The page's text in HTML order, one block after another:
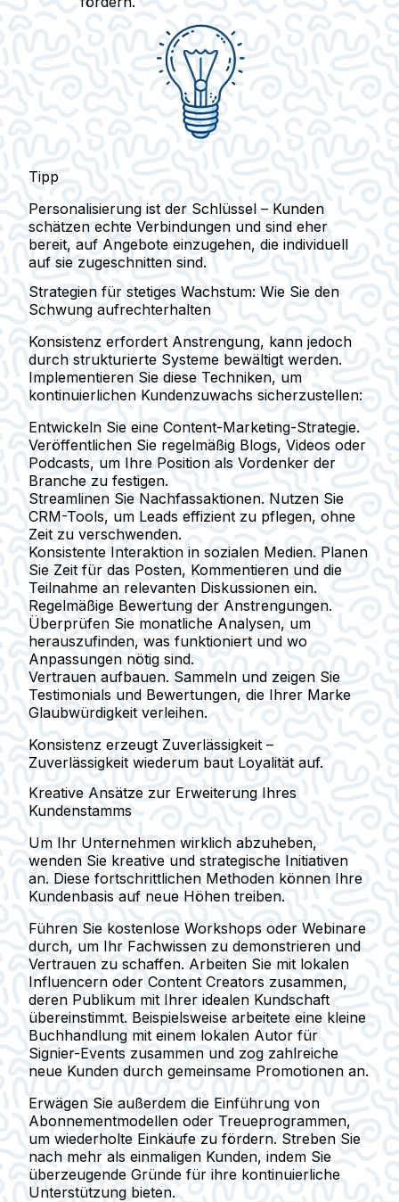
Tipp
Personalisierung ist der Schlüssel – Kunden
schätzen echte Verbindungen und sind eher
bereit, auf Angebote einzugehen, die individuell
auf sie zugeschnitten sind.
Strategien für stetiges Wachstum: Wie Sie den
Schwung aufrechterhalten
Konsistenz erfordert Anstrengung, kann jedoch
durch strukturierte Systeme bewältigt werden.
Implementieren Sie diese Techniken, um
kontinuierlichen Kundenzuwachs sicherzustellen:
Entwickeln Sie eine Content-Marketing-Strategie.
Veröffentlichen Sie regelmäßig Blogs, Videos oder
Podcasts, um Ihre Position als Vordenker der
Branche zu festigen.
Streamlinen Sie Nachfassaktionen. Nutzen Sie
CRM-Tools, um Leads effizient zu pflegen, ohne
Zeit zu verschwenden.
Konsistente Interaktion in sozialen Medien. Planen
Sie Zeit für das Posten, Kommentieren und die
Teilnahme an relevanten Diskussionen ein.
Regelmäßige Bewertung der Anstrengungen.
Überprüfen Sie monatliche Analysen, um
herauszufinden, was funktioniert und wo
Anpassungen nötig sind.
Vertrauen aufbauen. Sammeln und zeigen Sie
Testimonials und Bewertungen, die Ihrer Marke
Glaubwürdigkeit verleihen.
Konsistenz erzeugt Zuverlässigkeit –
Zuverlässigkeit wiederum baut Loyalität auf.
Kreative Ansätze zur Erweiterung Ihres
Kundenstamms
Um Ihr Unternehmen wirklich abzuheben,
wenden Sie kreative und strategische Initiativen
an. Diese fortschrittlichen Methoden können Ihre
Kundenbasis auf neue Höhen treiben.
Führen Sie kostenlose Workshops oder Webinare
durch, um Ihr Fachwissen zu demonstrieren und
Vertrauen zu schaffen. Arbeiten Sie mit lokalen
Influencern oder Content Creators zusammen,
deren Publikum mit Ihrer idealen Kundschaft
übereinstimmt. Beispielsweise arbeitete eine kleine
Buchhandlung mit einem lokalen Autor für
Signier-Events zusammen und zog zahlreiche
neue Kunden durch gemeinsame Promotionen an.
Erwägen Sie außerdem die Einführung von
Abonnementmodellen oder Treueprogrammen,
um wiederholte Einkäufe zu fördern. Streben Sie
nach mehr als einmaligen Kunden, indem Sie
überzeugende Gründe für ihre kontinuierliche
Unterstützung bieten.